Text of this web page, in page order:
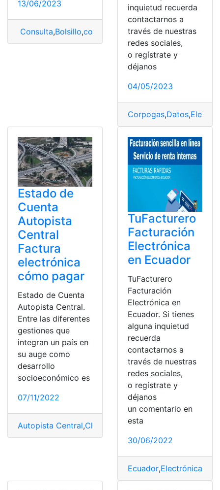
13/06/2023
Consulta,Bolsillo,cobrar Electrónica ,Familiar
inquietud recuerda
contactarnos a
través de nuestras
redes sociales,
o regístrate y
déjanos
04/05/2023
Corpogas,Datos,
Estado de
Cuenta
Autopista
Central
Factura
electrónica
cómo pagar
Estado de Cuenta
Autopista Central.
Entre las diferentes
gestiones que
integran un país en
su auge como
desarrollo
socioeconómico es
07/11/2022
Autopista Central,Chile Electrónica
TuFacturero
Facturación
Electrónica
en Ecuador
TuFacturero
Facturación
Electrónica en
Ecuador. Si tienes
alguna inquietud
recuerda
contactarnos a
través de nuestras
redes sociales,
o regístrate y
déjanos
un comentario en
esta
30/06/2022
Ecuador,Electrónica